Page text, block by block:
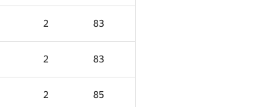
2 83
2 83
2 85